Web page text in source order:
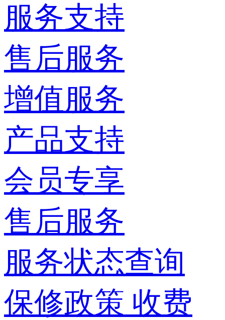
服务支持
售后服务
增值服务
产品支持
会员专享
售后服务
服务状态查询
保修政策 收费